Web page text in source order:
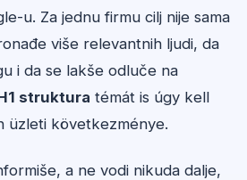
u. Za jednu firmu cilj nije sama
više relevantnih ljudi, da
i da se lakše odluče na
struktura témát is úgy kell
üzleti következménye.
a ne vodi nikuda dalje,